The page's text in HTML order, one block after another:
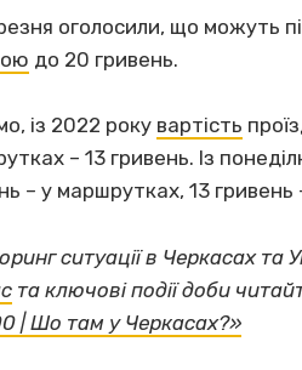
оголосили, що можуть
до 20 гривень.
із 2022 року вартість
– 13 гривень. Із
– у маршрутках, 13 гривень
ситуації в Черкасах та
та ключові події доби
| Шо там у Черкасах?»